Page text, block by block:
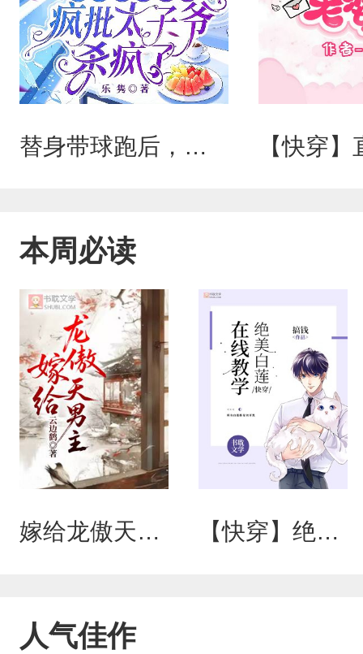
替身带球跑后，疯批太子爷杀疯了
本周必读
嫁给龙傲天男主 【快穿】绝美白莲在线教学
人气佳作